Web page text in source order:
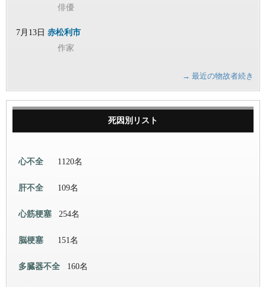
俳優
7月13日 赤松利市
作家
→ 最近の物故者続き
死因別リスト
心不全 1120名
肝不全 109名
心筋梗塞 254名
脳梗塞 151名
多臓器不全 160名